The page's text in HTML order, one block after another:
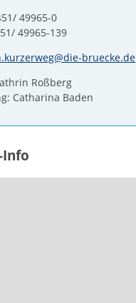
49965-0
49965-139
bruecke.de
Roßberg
Catharina Baden